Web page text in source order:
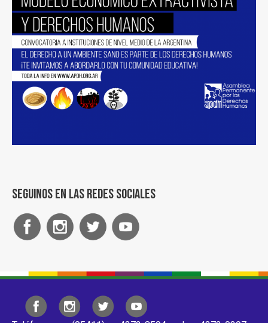
Seguinos en las redes sociales